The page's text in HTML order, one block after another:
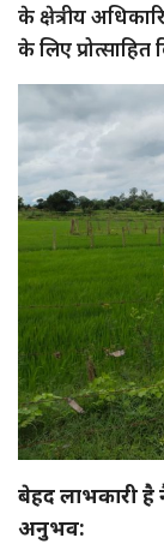
के क्षेत्रीय
के लिए प्रोत्साहित
बेहद लाभकारी है
अनुभव: